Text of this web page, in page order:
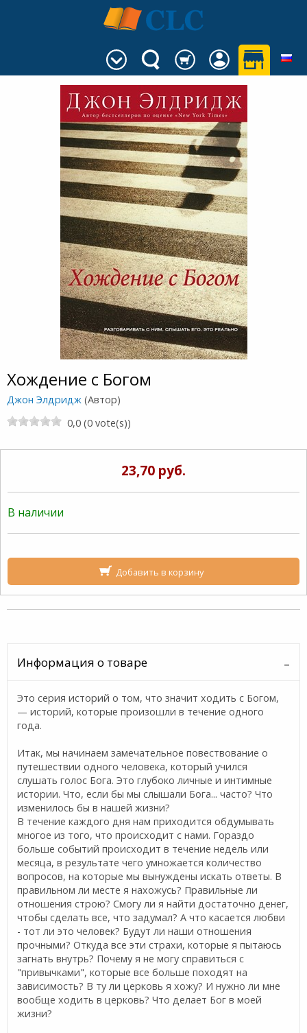
Хождение с Богом
Джон Элдридж (Автор)
0,0 (0 vote(s))
23,70 руб.
В наличии
Добавить в корзину
Информация о товаре
Это серия историй о том, что значит ходить с Богом,
— историй, которые произошли в течение одного
года.
Итак, мы начинаем замечательное повествование о
путешествии одного человека, который учился
слушать голос Бога. Это глубоко личные и интимные
истории. Что, если бы мы слышали Бога... часто? Что
изменилось бы в нашей жизни?
В течение каждого дня нам приходится обдумывать
многое из того, что происходит с нами. Гораздо
больше событий происходит в течение недель или
месяца, в результате чего умножается количество
вопросов, на которые мы вынуждены искать ответы. В
правильном ли месте я нахожусь? Правильные ли
отношения строю? Смогу ли я найти достаточно денег,
чтобы сделать все, что задумал? А что касается любви
- тот ли это человек? Будут ли наши отношения
прочными? Откуда все эти страхи, которые я пытаюсь
загнать внутрь? Почему я не могу справиться с
"привычками", которые все больше походят на
зависимость? В ту ли церковь я хожу? И нужно ли мне
вообще ходить в церковь? Что делает Бог в моей
жизни?